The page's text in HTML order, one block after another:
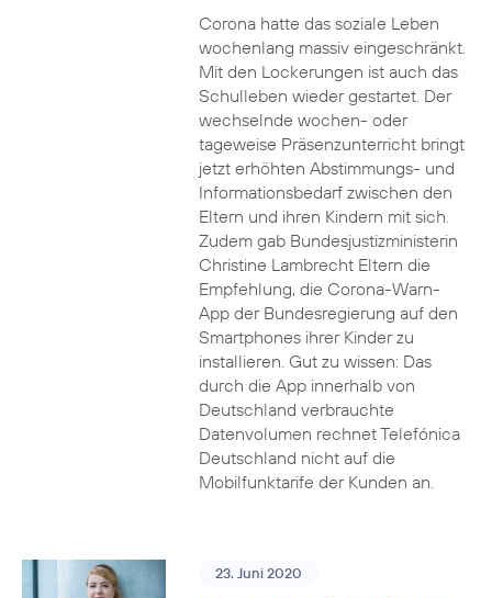
Corona hatte das soziale Leben
wochenlang massiv eingeschränkt.
Mit den Lockerungen ist auch das
Schulleben wieder gestartet. Der
wechselnde wochen- oder
tageweise Präsenzunterricht bringt
jetzt erhöhten Abstimmungs- und
Informationsbedarf zwischen den
Eltern und ihren Kindern mit sich.
Zudem gab Bundesjustizministerin
Christine Lambrecht Eltern die
Empfehlung, die Corona-Warn-
App der Bundesregierung auf den
Smartphones ihrer Kinder zu
installieren. Gut zu wissen: Das
durch die App innerhalb von
Deutschland verbrauchte
Datenvolumen rechnet Telefónica
Deutschland nicht auf die
Mobilfunktarife der Kunden an.
23. Juni 2020